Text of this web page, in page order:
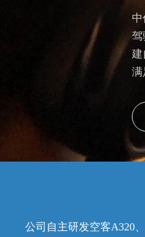
驾
建
满
公司自主研发空客A320